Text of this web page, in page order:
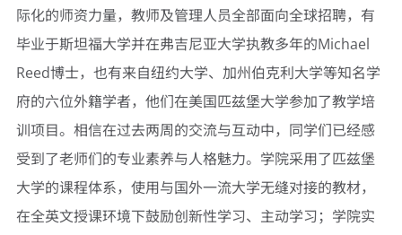
际化的师资力量，教师及管理人员全部面向全球招聘，有
毕业于斯坦福大学并在弗吉尼亚大学执教多年的Michael
Reed博士，也有来自纽约大学、加州伯克利大学等知名学
府的六位外籍学者，他们在美国匹兹堡大学参加了教学培
训项目。相信在过去两周的交流与互动中，同学们已经感
受到了老师们的专业素养与人格魅力。学院采用了匹兹堡
大学的课程体系，使用与国外一流大学无缝对接的教材，
在全英文授课环境下鼓励创新性学习、主动学习；学院实